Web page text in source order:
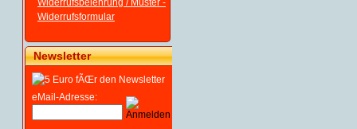
Widerrufsbelehrung / Muster -
Widerrufsformular
Newsletter
eMail-Adresse: